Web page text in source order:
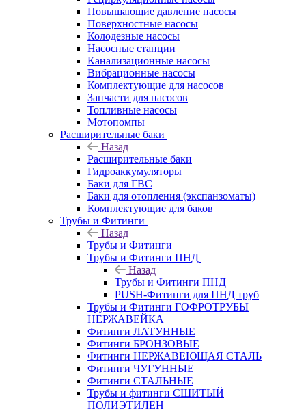
Повышающие давление насосы
Поверхностные насосы
Колодезные насосы
Насосные станции
Канализационные насосы
Вибрационные насосы
Комплектующие для насосов
Запчасти для насосов
Топливные насосы
Мотопомпы
Расширительные баки
Назад
Расширительные баки
Гидроаккумуляторы
Баки для ГВС
Баки для отопления (экспанзоматы)
Комплектующие для баков
Трубы и Фитинги
Назад
Трубы и Фитинги
Трубы и Фитинги ПНД
Назад
Трубы и Фитинги ПНД
PUSH-Фитинги для ПНД труб
Трубы и Фитинги ГОФРОТРУБЫ
НЕРЖАВЕЙКА
Фитинги ЛАТУННЫЕ
Фитинги БРОНЗОВЫЕ
Фитинги НЕРЖАВЕЮЩАЯ СТАЛЬ
Фитинги ЧУГУННЫЕ
Фитинги СТАЛЬНЫЕ
Трубы и фитинги СШИТЫЙ
ПОЛИЭТИЛЕН